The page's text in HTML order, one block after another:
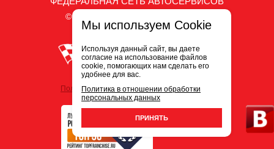
© ООО «Белый Сервис» 2009-2026
Политика обработки персональных данных
Мы используем Cookie
Используя данный сайт, вы даете
согласие на использование файлов
cookie, помогающих нам сделать его
удобнее для вас.
Политика в отношении обработки
персональных данных
ПРИНЯТЬ